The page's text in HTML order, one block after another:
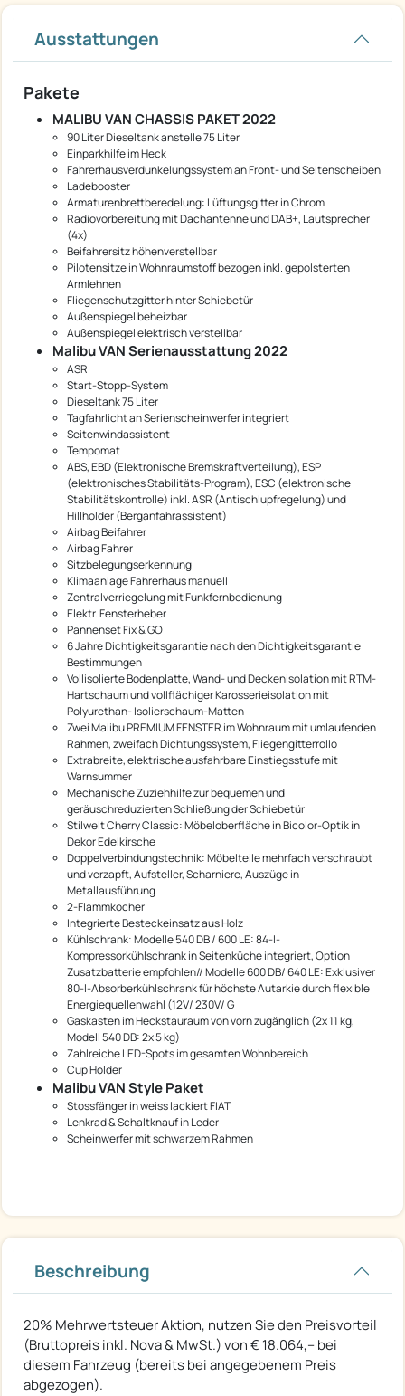
Ausstattungen
Pakete
MALIBU VAN CHASSIS PAKET 2022
90 Liter Dieseltank anstelle 75 Liter
Einparkhilfe im Heck
Fahrerhausverdunkelungssystem an Front- und Seitenscheiben
Ladebooster
Armaturenbrettberedelung: Lüftungsgitter in Chrom
Radiovorbereitung mit Dachantenne und DAB+, Lautsprecher
(4x)
Beifahrersitz höhenverstellbar
Pilotensitze in Wohnraumstoff bezogen inkl. gepolsterten
Armlehnen
Fliegenschutzgitter hinter Schiebetür
Außenspiegel beheizbar
Außenspiegel elektrisch verstellbar
Malibu VAN Serienausstattung 2022
ASR
Start-Stopp-System
Dieseltank 75 Liter
Tagfahrlicht an Serienscheinwerfer integriert
Seitenwindassistent
Tempomat
ABS, EBD (Elektronische Bremskraftverteilung), ESP
(elektronisches Stabilitäts-Program), ESC (elektronische
Stabilitätskontrolle) inkl. ASR (Antischlupfregelung) und
Hillholder (Berganfahrassistent)
Airbag Beifahrer
Airbag Fahrer
Sitzbelegungserkennung
Klimaanlage Fahrerhaus manuell
Zentralverriegelung mit Funkfernbedienung
Elektr. Fensterheber
Pannenset Fix & GO
6 Jahre Dichtigkeitsgarantie nach den Dichtigkeitsgarantie
Bestimmungen
Vollisolierte Bodenplatte, Wand- und Deckenisolation mit RTM-
Hartschaum und vollflächiger Karosserieisolation mit
Polyurethan- Isolierschaum-Matten
Zwei Malibu PREMIUM FENSTER im Wohnraum mit umlaufenden
Rahmen, zweifach Dichtungssystem, Fliegengitterrollo
Extrabreite, elektrische ausfahrbare Einstiegsstufe mit
Warnsummer
Mechanische Zuziehhilfe zur bequemen und
geräuschreduzierten Schließung der Schiebetür
Stilwelt Cherry Classic: Möbeloberfläche in Bicolor-Optik in
Dekor Edelkirsche
Doppelverbindungstechnik: Möbelteile mehrfach verschraubt
und verzapft, Aufsteller, Scharniere, Auszüge in
Metallausführung
2-Flammkocher
Integrierte Besteckeinsatz aus Holz
Kühlschrank: Modelle 540 DB / 600 LE: 84-l-
Kompressorkühlschrank in Seitenküche integriert, Option
Zusatzbatterie empfohlen// Modelle 600 DB/ 640 LE: Exklusiver
80-l-Absorberkühlschrank für höchste Autarkie durch flexible
Energiequellenwahl (12V/ 230V/ G
Gaskasten im Heckstauraum von vorn zugänglich (2x 11 kg,
Modell 540 DB: 2x 5 kg)
Zahlreiche LED-Spots im gesamten Wohnbereich
Cup Holder
Malibu VAN Style Paket
Stossfänger in weiss lackiert FIAT
Lenkrad & Schaltknauf in Leder
Scheinwerfer mit schwarzem Rahmen
Beschreibung
20% Mehrwertsteuer Aktion, nutzen Sie den Preisvorteil
(Bruttopreis inkl. Nova & MwSt.) von € 18.064,-- bei
diesem Fahrzeug (bereits bei angegebenem Preis
abgezogen).